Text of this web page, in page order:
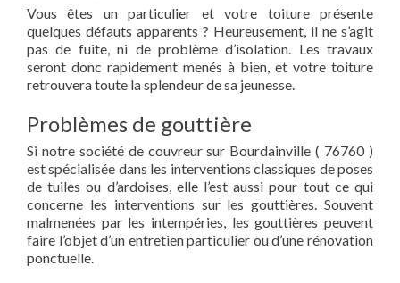
Vous êtes un particulier et votre toiture présente
quelques défauts apparents ? Heureusement, il ne s’agit
pas de fuite, ni de problème d’isolation. Les travaux
seront donc rapidement menés à bien, et votre toiture
retrouvera toute la splendeur de sa jeunesse.
Problèmes de gouttière
Si notre société de couvreur sur Bourdainville ( 76760 )
est spécialisée dans les interventions classiques de poses
de tuiles ou d’ardoises, elle l’est aussi pour tout ce qui
concerne les interventions sur les gouttières. Souvent
malmenées par les intempéries, les gouttières peuvent
faire l’objet d’un entretien particulier ou d’une rénovation
ponctuelle.